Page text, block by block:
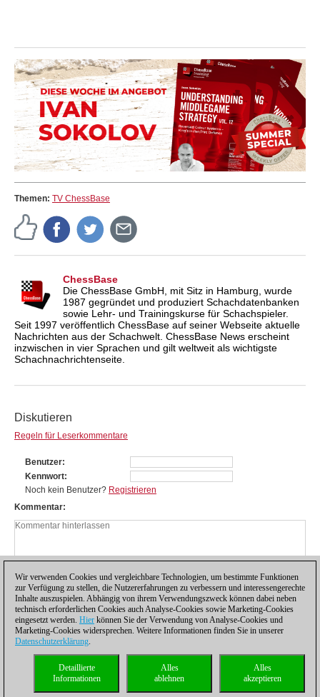
Themen: TV ChessBase
ChessBase
Die ChessBase GmbH, mit Sitz in Hamburg, wurde
1987 gegründet und produziert Schachdatenbanken
sowie Lehr- und Trainingskurse für Schachspieler.
Seit 1997 veröffentlich ChessBase auf seiner Webseite aktuelle
Nachrichten aus der Schachwelt. ChessBase News erscheint
inzwischen in vier Sprachen und gilt weltweit als wichtigste
Schachnachrichtenseite.
Diskutieren
Regeln für Leserkommentare
Benutzer
Kennwort
Noch kein Benutzer? Registrieren
Kommentar
Datenschutzhinweis| Kontakt| |Lizenzen
Compliance Hotline|
Wir verwenden Cookies und vergleichbare Technologien, um bestimmte Funktionen
zur Verfügung zu stellen, die Nutzererfahrungen zu verbessern und interessengerechte
Inhalte auszuspielen. Abhängig von ihrem Verwendungszweck können dabei neben
technisch erforderlichen Cookies auch Analyse-Cookies sowie Marketing-Cookies
eingesetzt werden. Hier können Sie der Verwendung von Analyse-Cookies und
Marketing-Cookies widersprechen. Weitere Informationen finden Sie in unserer
Datenschutzerklärung.
Alles
akzeptieren
Alles
ablehnen
Detaillierte
Informationen